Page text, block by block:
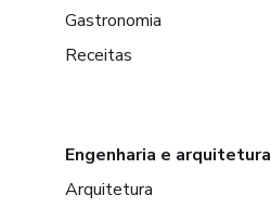
Gastronomia
Receitas
Engenharia e arquitetura
Arquitetura